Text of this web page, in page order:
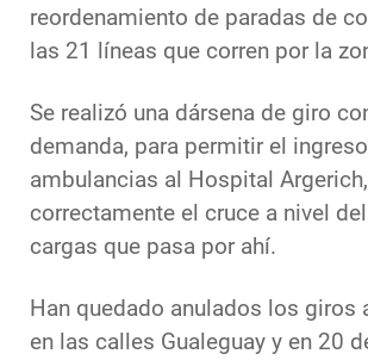
reordenamiento de paradas de
las 21 líneas que corren por la
Se realizó una dársena de giro
demanda, para permitir el
ambulancias al Hospital
correctamente el cruce a nivel
cargas que pasa por ahí.
Han quedado anulados los giros
en las calles Gualeguay y en 20